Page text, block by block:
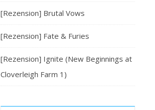
[Rezension] Brutal Vows
[Rezension] Fate & Furies
[Rezension] Ignite (New Beginnings at
Cloverleigh Farm 1)